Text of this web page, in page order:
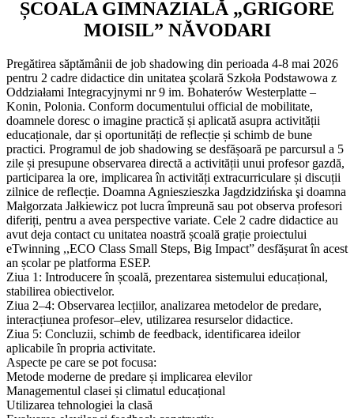
ȘCOALA GIMNAZIALĂ „GRIGORE
MOISIL” NĂVODARI
Pregătirea săptămânii de job shadowing din perioada 4-8 mai 2026
pentru 2 cadre didactice din unitatea şcolară Szkoła Podstawowa z
Oddziałami Integracyjnymi nr 9 im. Bohaterów Westerplatte –
Konin, Polonia. Conform documentului official de mobilitate,
doamnele doresc o imagine practică și aplicată asupra activității
educaționale, dar și oportunități de reflecție și schimb de bune
practici. Programul de job shadowing se desfășoară pe parcursul a 5
zile și presupune observarea directă a activității unui profesor gazdă,
participarea la ore, implicarea în activități extracurriculare și discuții
zilnice de reflecție. Doamna Agnieszieszka Jagdzidzińska şi doamna
Małgorzata Jałkiewicz pot lucra împreună sau pot observa profesori
diferiți, pentru a avea perspective variate. Cele 2 cadre didactice au
avut deja contact cu unitatea noastră școală grație proiectului
eTwinning ,,ECO Class Small Steps, Big Impact” desfășurat în acest
an școlar pe platforma ESEP.
Ziua 1: Introducere în școală, prezentarea sistemului educațional,
stabilirea obiectivelor.
Ziua 2–4: Observarea lecțiilor, analizarea metodelor de predare,
interacțiunea profesor–elev, utilizarea resurselor didactice.
Ziua 5: Concluzii, schimb de feedback, identificarea ideilor
aplicabile în propria activitate.
Aspecte pe care se pot focusa:
Metode moderne de predare și implicarea elevilor
Managementul clasei și climatul educațional
Utilizarea tehnologiei la clasă